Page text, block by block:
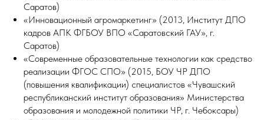
Саратов)
«Инновационный агромаркетинг» (2013, Институт ДПО
кадров АПК ФГБОУ ВПО «Саратовский ГАУ», г.
Саратов)
«Современные образовательные технологии как средство
реализации ФГОС СПО» (2015, БОУ ЧР ДПО
(повышения квалификации) специалистов «Чувашский
республиканский институт образования» Министерства
образования и молодежной политики ЧР, г. Чебоксары)